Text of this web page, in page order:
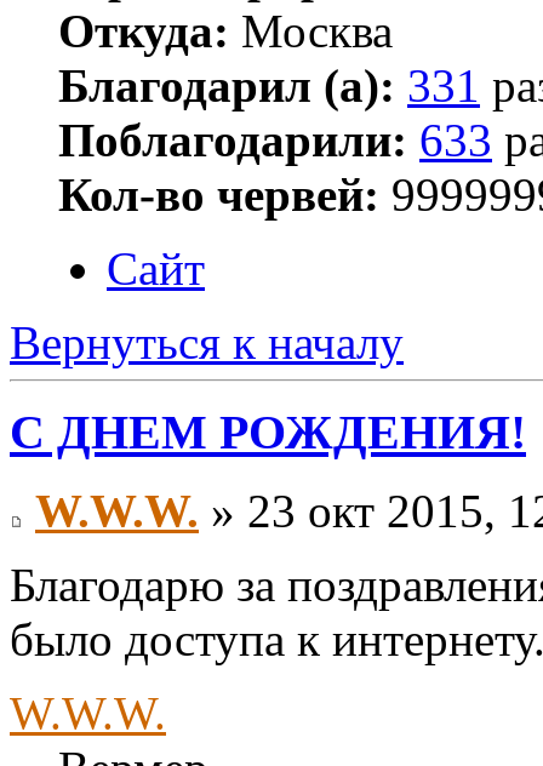
Откуда: Москва
Благодарил (а): 331
Поблагодарили: 633
Кол-во червей:
Сайт
Вернуться к началу
С ДНЕМ РОЖДЕНИЯ!
W.W.W. » 23 окт 2015,
Благодарю за
было доступа к
W.W.W.